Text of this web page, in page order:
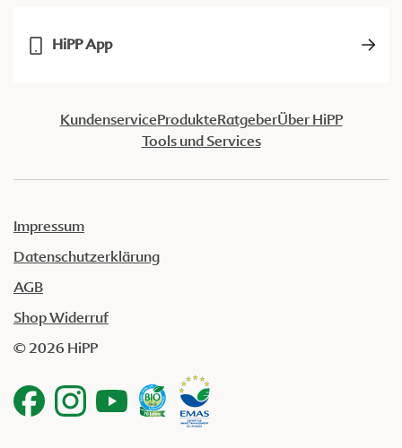
HiPP App
KundenserviceProdukteRatgeberÜber HiPP
Tools und Services
Impressum
Datenschutzerklärung
AGB
Shop Widerruf
© 2026 HiPP